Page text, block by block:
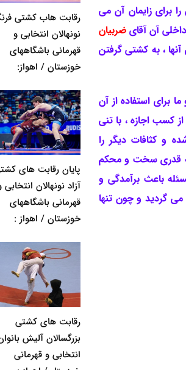
برای زایمان آن می
آن آقایضربیان
، به کشتی گرفتن
برای استفاده از آن
کسب اجازه ، با تنی
و کثافات دیگر را
به قدری سخت و محکم
باعث برآمدگی و
گردید و چون تنها
رقابت هاب کشتی
نونهالان انتخابی و
قهرمانی باشگاههای
خوزستان / اهواز:
پایان رقابت های
آزاد نونهالان انتخابی
قهرمانی باشگاههای
خوزستان / اهواز :
رقابت های کشتی
بزرگسالان آلیش
انتخابی و قهرمانی